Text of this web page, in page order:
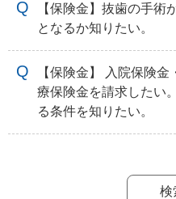
【保険金】抜歯の手術
となるか知りたい。
【保険金】 入院保険
療保険金を請求したい
る条件を知りたい。
検